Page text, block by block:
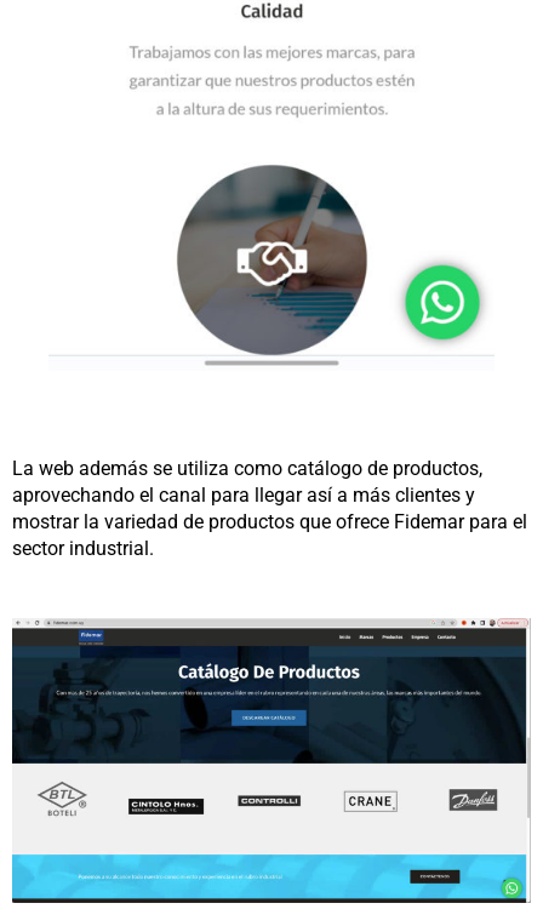
La web además se utiliza como catálogo de productos,
aprovechando el canal para llegar así a más clientes y
mostrar la variedad de productos que ofrece Fidemar para el
sector industrial.